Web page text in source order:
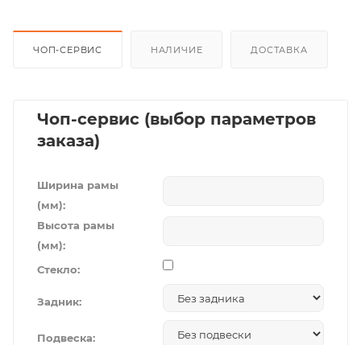
ЧОП-СЕРВИС НАЛИЧИЕ ДОСТАВКА
Чоп-сервис (выбор параметров
заказа)
Ширина рамы
(мм):
Высота рамы
(мм):
Стекло:
Задник:
Подвеска: